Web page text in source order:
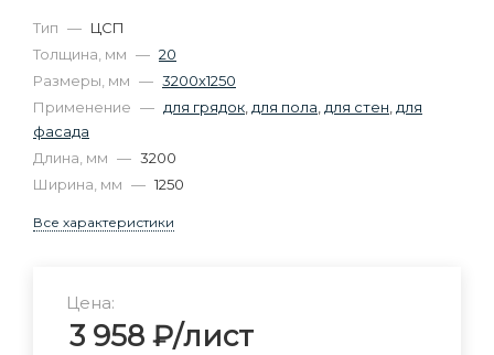
Тип — ЦСП
Толщина, мм — 20
Размеры, мм — 3200х1250
Применение — для грядок для пола для стен для
фасада
Длина, мм — 3200
Ширина, мм — 1250
Все характеристики
Цена:
3 958 ₽/лист